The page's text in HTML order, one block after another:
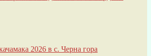
2026 в с. Черна гора